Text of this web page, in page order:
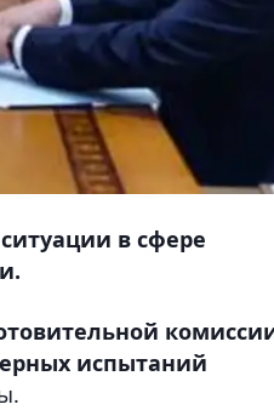
в сфере
испытаний